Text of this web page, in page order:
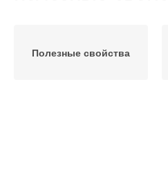
Полезные свойства